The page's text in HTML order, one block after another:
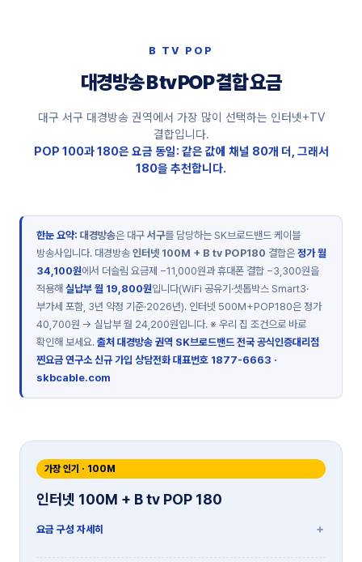
B TV POP
대경방송 B tv POP 결합 요금
대구 서구 대경방송 권역에서 가장 많이 선택하는 인터넷+TV
결합입니다.
POP 100과 180은 요금 동일: 같은 값에 채널 80개 더, 그래서
180을 추천합니다.
한눈 요약: 대경방송은 대구 서구를 담당하는 SK브로드밴드 케이블
방송사입니다. 대경방송 인터넷 100M + B tv POP180 결합은 정가 월
34,100원에서 더슬림 요금제 −11,000원과 휴대폰 결합 −3,300원을
적용해 실납부 월 19,800원입니다(WiFi 공유기·셋톱박스 Smart3·
부가세 포함, 3년 약정 기준·2026년). 인터넷 500M+POP180은 정가
40,700원 → 실납부 월 24,200원입니다. ※ 우리 집 조건으로 바로
확인해 보세요. 출처 대경방송 권역 SK브로드밴드 전국 공식인증대리점
찐요금 연구소신규 가입 상담전화 대표번호 1877-6663 ·
skbcable.com
가장 인기 · 100M
인터넷 100M + B tv POP 180
요금 구성 자세히